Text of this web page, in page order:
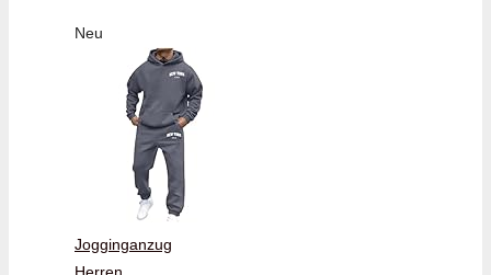
Neu
Jogginganzug
Herren